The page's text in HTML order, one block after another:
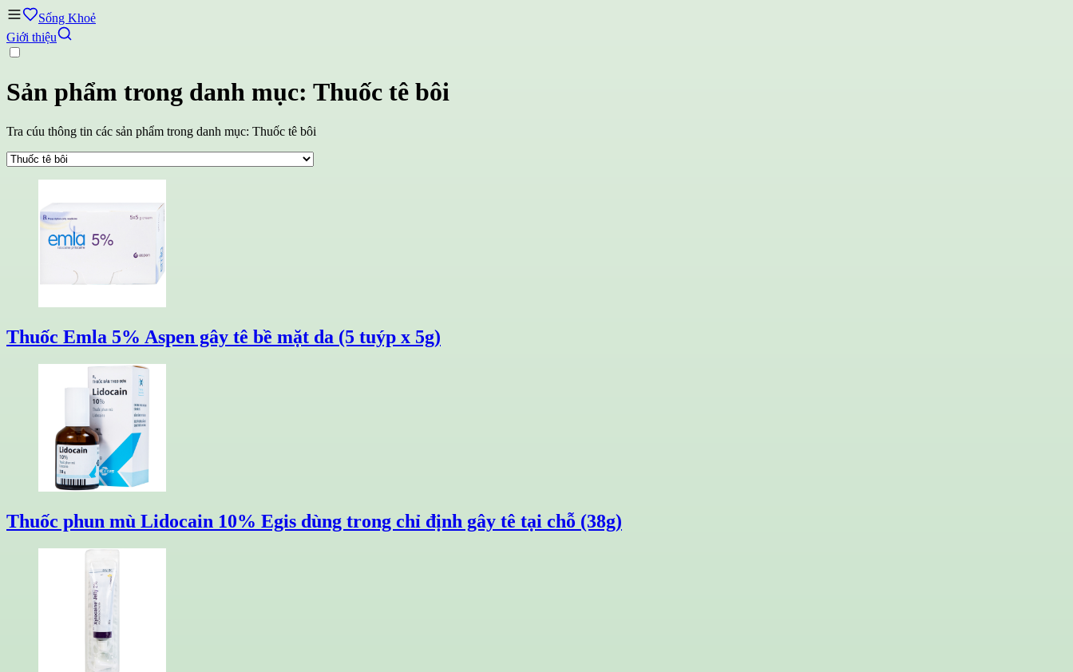
Sống Khoẻ
Giới thiệu
Sản phẩm trong danh mục: Thuốc tê bôi
Tra cúu thông tin các sản phẩm trong danh mục: Thuốc tê bôi
Thuốc Emla 5% Aspen gây tê bề mặt da (5 tuýp x 5g)
Thuốc phun mù Lidocain 10% Egis dùng trong chỉ định gây tê tại chỗ (38g)